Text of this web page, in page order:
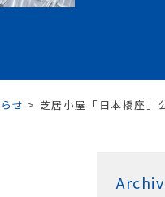
せ > 芝居小屋「日本橋座」